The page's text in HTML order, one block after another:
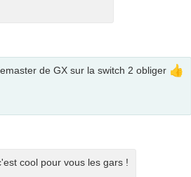
de GX sur la switch 2 obliger 👍
cool pour vous les gars !